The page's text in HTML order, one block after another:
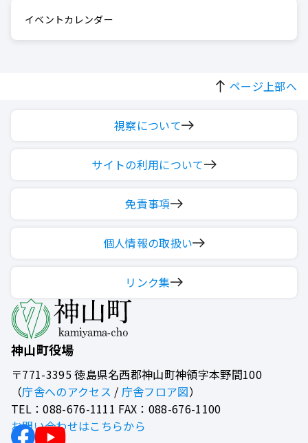
イベントカレンダー
ページ上部へ
神山町役場
〒771-3395徳島県名西郡神山町神領字本野間100
（庁舎へのアクセス / 庁舎フロア図）
TEL：088-676-1111 FAX：088-676-1100
お問い合わせはこちらから
視察について
サイトの利用について
免責事項
個人情報の取扱い
リンク集